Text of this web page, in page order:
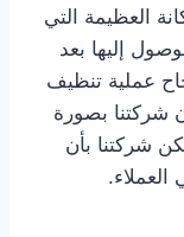
العظيمة التي
إليها بعد
عملية تنظيف
شركتنا بصورة
شركتنا بأن